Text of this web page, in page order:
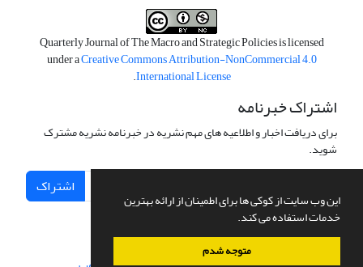
این وب سایت از کوکی ها برای اطمینان از ارائه بهترین
خدمات استفاده می کند.
متوجه شدم
Quarterly Journal of The Macro and Strategic Policies is licensed
under aCreative Commons Attribution-NonCommercial 4.0
International License
.
اشتراک خبرنامه
برای دریافت اخبار و اطلاعیه های مهم نشریه در خبرنامه نشریه مشترک
شوید.
اشتراک